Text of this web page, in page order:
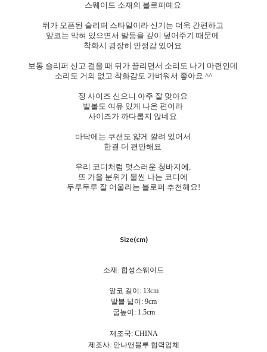
스웨이드 소재의 블로퍼예요
뒤가 오픈된 슬리퍼 스타일이라 신기는 더욱 간편하고
앞코는 막혀 있으면서 발등을 깊이 덮어주기 때문에
착화시 굉장히 안정감 있어요
보통 슬리퍼 신고 걸을 때 뒤가 끌리면서 소리도 나기 마련인데
소리도 거의 없고 착화감도 가벼워서 좋아요 ^^
정 사이즈 신으니 아주 잘 맞아요
발볼도 여유 있게 나온 편이라
사이즈가 까다롭지 않네요
바닥에는 쿠션도 얇게 깔려 있어서
한결 더 편안해요
우리 코디처럼 멋스러운 청바지에,
또 가을 분위기 물씬 나는 코디에
두루두루 잘 어울리는 블로퍼 추천해요!
Size(cm)
소재: 합성스웨이드
앞코 길이: 13cm
발볼 넓이: 9cm
굽높이: 1.5cm
제조국: CHINA
제조사: 안나앤블루 협력업체